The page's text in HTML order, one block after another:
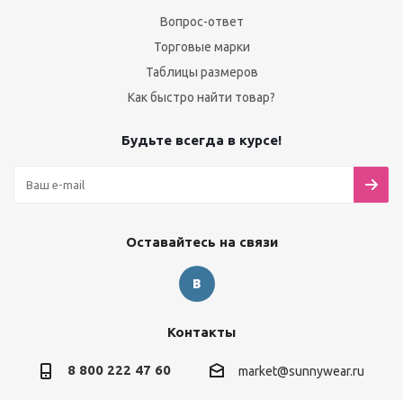
Вопрос-ответ
Торговые марки
Таблицы размеров
Как быстро найти товар?
Будьте всегда в курсе!
Оставайтесь на связи
Контакты
8 800 222 47 60 market@sunnywear.ru